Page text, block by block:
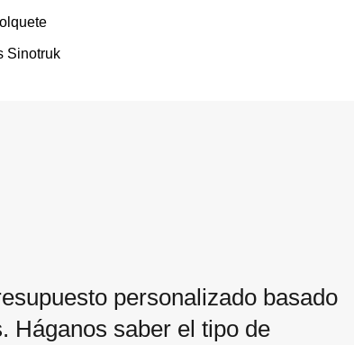
Sinotruk
personalizado basado
Háganos saber el tipo de